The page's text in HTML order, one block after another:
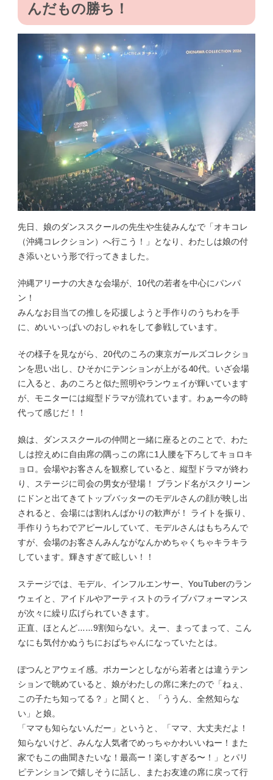
んだもの勝ち！
先日、娘のダンススクールの先生や生徒みんなで「オキコレ
（沖縄コレクション）へ行こう！」となり、わたしは娘の付
き添いという形で行ってきました。
沖縄アリーナの大きな会場が、10代の若者を中心にパンパ
ン！
みんなお目当ての推しを応援しようと手作りのうちわを手
に、めいいっぱいのおしゃれをして参戦しています。
その様子を見ながら、20代のころの東京ガールズコレクショ
ンを思い出し、ひそかにテンションが上がる40代。いざ会場
に入ると、あのころと似た照明やランウェイが輝いています
が、モニターには縦型ドラマが流れています。わぁー今の時
代って感じだ！！
娘は、ダンススクールの仲間と一緒に座るとのことで、わた
しは控えめに自由席の隅っこの席に1人腰を下ろしてキョロキ
ョロ。会場やお客さんを観察していると、縦型ドラマが終わ
り、ステージに司会の男女が登場！ ブランド名がスクリーン
にドンと出てきてトップバッターのモデルさんの顔が映し出
されると、会場には割れんばかりの歓声が！ ライトを振り、
手作りうちわでアピールしていて、モデルさんはもちろんで
すが、会場のお客さんみんながなんかめちゃくちゃキラキラ
しています。輝きすぎて眩しい！！
ステージでは、モデル、インフルエンサー、YouTuberのラン
ウェイと、アイドルやアーティストのライブパフォーマンス
が次々に繰り広げられていきます。
正直、ほとんど……9割知らない。えー、まってまって、こん
なにも気付かぬうちにおばちゃんになっていたとは。
ぽつんとアウェイ感。ポカーンとしながら若者とは違うテン
ションで眺めていると、娘がわたしの席に来たので「ねぇ、
この子たち知ってる？」と聞くと、「ううん、全然知らな
い」と娘。
「ママも知らないんだー」というと、「ママ、大丈夫だよ！
知らないけど、みんな人気者でめっちゃかわいいねー！また
家でもこの曲聞きたいな！最高ー！楽しすぎる〜！」とパリ
ピテンションで嬉しそうに話し、またお友達の席に戻って行